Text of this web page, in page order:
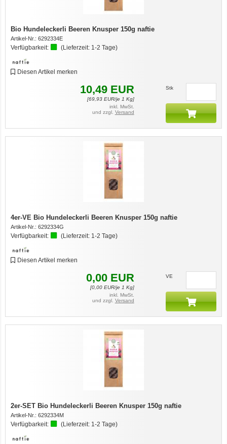
Bio Hundeleckerli Beeren Knusper 150g naftie
Artikel-Nr.: 6292334E
Verfügbarkeit: (Lieferzeit: 1-2 Tage)
Diesen Artikel merken
10,49 EUR
[69,93EUR/je 1 Kg]
inkl. MwSt.
und zzgl. Versand
Stk
4er-VE Bio Hundeleckerli Beeren Knusper 150g naftie
Artikel-Nr.: 6292334G
Verfügbarkeit: (Lieferzeit: 1-2 Tage)
Diesen Artikel merken
0,00 EUR
[0,00EUR/je 1 Kg]
inkl. MwSt.
und zzgl. Versand
VE
2er-SET Bio Hundeleckerli Beeren Knusper 150g naftie
Artikel-Nr.: 6292334M
Verfügbarkeit: (Lieferzeit: 1-2 Tage)